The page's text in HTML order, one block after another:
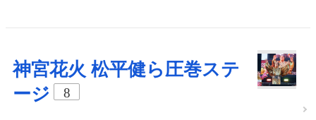
神宮花火 松平健ら圧巻ステ
ージ
8